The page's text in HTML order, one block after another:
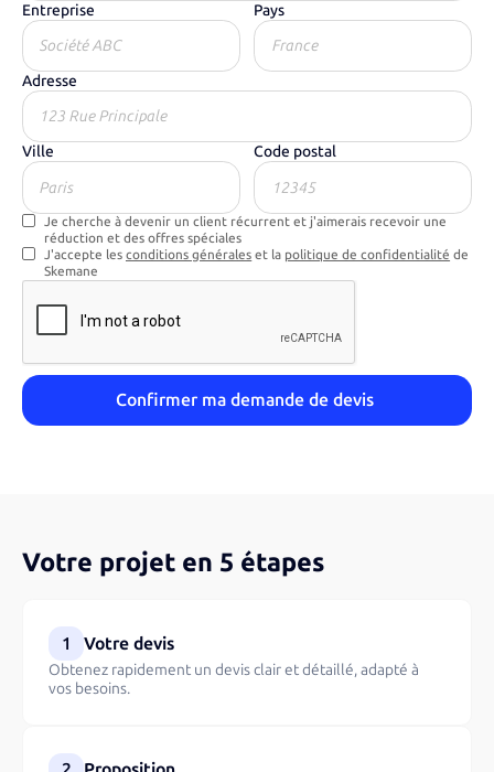
Entreprise Pays
Adresse
Ville Code postal
Je cherche à devenir un client récurrent et j'aimerais recevoir une
réduction et des offres spéciales
J'accepte lesconditions générales et la politique de confidentialité de
Skemane
Votre projet en 5 étapes
1 Votre devis
Obtenez rapidement un devis clair et détaillé, adapté à
vos besoins.